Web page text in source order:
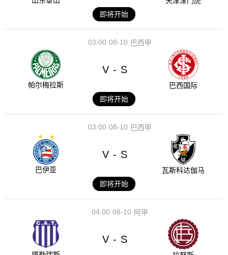
即将开始
08-10
03:00 巴西甲
帕尔梅拉斯
V - S
巴西国际
即将开始
08-10
03:00 巴西甲
巴伊亚
V - S
瓦斯科达伽马
即将开始
08-10
04:00 阿甲
V - S